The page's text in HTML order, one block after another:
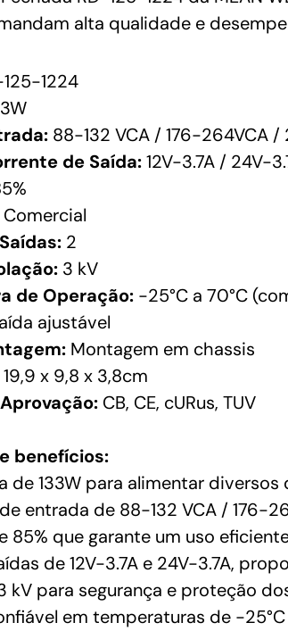
alta qualidade e
1224
88-132 VCA / 176-264VCA /
de Saída:12V-3.7A / 24V-
Comercial
2
3 kV
de Operação: -25°C a 70°C
ajustável
Montagem em chassis
19,9 x 9,8 x 3,8cm
CB, CE, cURus, TUV
benefícios:
de 133W para alimentar
entrada de 88-132 VCA / 176-
85% que garante um uso
de 12V-3.7A e 24V-3.7A,
kV para segurança e proteção
em temperaturas de -